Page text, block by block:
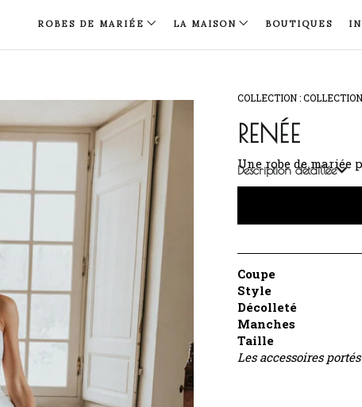
ROBES DE MARIÉE LA MAISON BOUTIQUES
COLLECTION :
RENÉE
Une robe de mariée
Description détaillée
Coupe
Style
Décolleté
Manches
Taille
Les accessoires